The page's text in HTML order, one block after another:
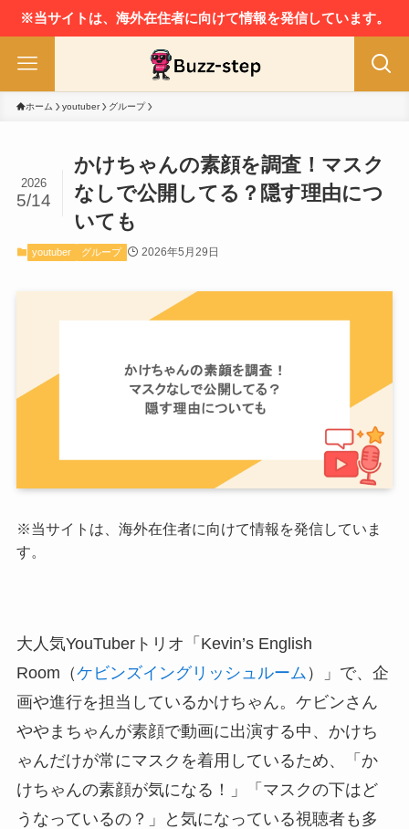
※当サイトは、海外在住者に向けて情報を発信しています。
ホーム youtuber グループ
かけちゃんの素顔を調査！マスク
なしで公開してる？隠す理由につ
いても
2026
5/14
youtuber グループ 2026年5月29日
※当サイトは、海外在住者に向けて情報を発信していま
す。
大人気YouTuberトリオ「Kevin’s English
Room（ケビンズイングリッシュルーム ）」で、企
画や進行を担当しているかけちゃん。ケビンさん
ややまちゃんが素顔で動画に出演する中、かけち
ゃんだけが常にマスクを着用しているため、「か
けちゃんの素顔が気になる！」「マスクの下はど
うなっているの？」と気になっている視聴者も多